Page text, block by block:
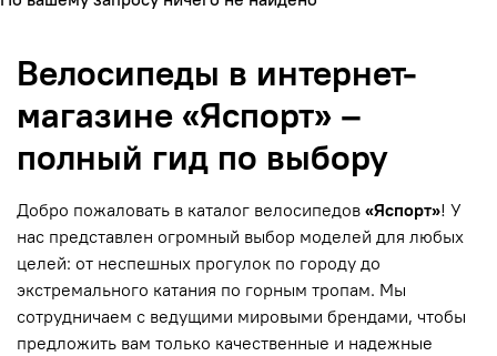
Велосипеды в интернет-
магазине «Яспорт» –
полный гид по выбору
Добро пожаловать в каталог велосипедов «Яспорт»! У
нас представлен огромный выбор моделей для любых
целей: от неспешных прогулок по городу до
экстремального катания по горным тропам. Мы
сотрудничаем с ведущими мировыми брендами, чтобы
предложить вам только качественные и надежные